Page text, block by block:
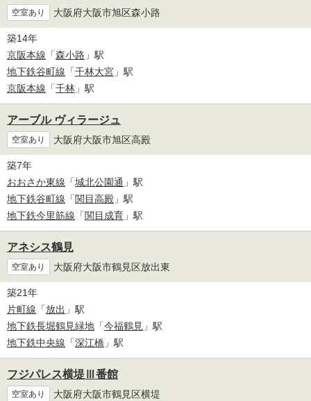
空室あり 大阪府大阪市旭区森小路
築14年
京阪本線 「森小路 」駅
地下鉄谷町線 「千林大宮 」駅
京阪本線 「千林 」駅
アーブル ヴィラージュ
空室あり 大阪府大阪市旭区高殿
築7年
おおさか東線 「城北公園通 」駅
地下鉄谷町線 「関目高殿 」駅
地下鉄今里筋線 「関目成育 」駅
アネシス鶴見
空室あり 大阪府大阪市鶴見区放出東
築21年
片町線 「放出 」駅
地下鉄長堀鶴見緑地 「今福鶴見 」駅
地下鉄中央線 「深江橋 」駅
フジパレス横堤Ⅲ番館
空室あり 大阪府大阪市鶴見区横堤